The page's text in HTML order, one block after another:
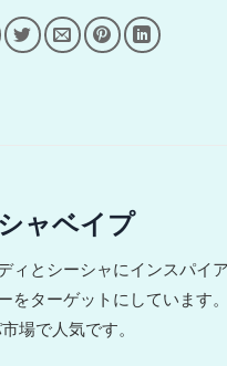
ャベイプ
とシーシャにインスパ
ターゲットにしています
場で人気です。